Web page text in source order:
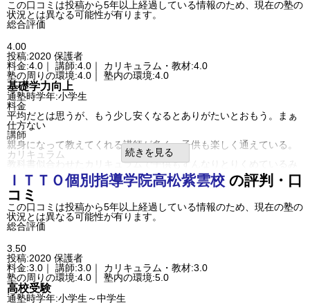
高松春日校の教室情報を見る
交通量は多いが、押ボタン信号があるので、安心。目の前にスーパ
ーがあるので、授業と授業の合間の休憩に、食べるものを買うこと
もできる。
授業するスペースと、自習スペースが離れているのがよい。自習で
も、もちろん授業でも、雑談する人はいないと子供から聞いてい
る。
良いところや要望
塾への到着発着のメールが毎回とどくのはよい。授業終わりに、内
容や理解度の報告があるのもよい。
その他気づいたこと、感じたこと
自分しだいではあると思いますが、もっと成績が上がればいいなと
思います。
利用内容
通っていた学校 公立高校
進学できた学校
基礎学力向上
目的の達成度 あまり達成できなかった
成績/偏差値変化STAY
成績/偏差値推移
塾の雰囲気
自由 平均 厳しい
口コミ投稿者ID:2257672
高松春日校の教室情報を見る
この口コミは投稿から5年以上経過している情報のため、現在の塾の
状況とは異なる可能性が有ります。
総合評価
4.00
投稿:2020 保護者
料金:4.0｜ 講師:4.0｜ カリキュラム・教材:4.0
塾の周りの環境:4.0｜ 塾内の環境:4.0
基礎学力向上
通塾時学年:小学生
料金
平均だとは思うが、もう少し安くなるとありがたいとおもう。まぁ
仕方ない
講師
親身になって教えてくれる講師が多く、子供も楽しく通えている。
カリキュラム
教科書似合わせたカリキュラムで子供もすんなりとりくめているみ
たいだから。
塾の周りの環境
踏み切りの近くで通うのに危険なところもある。ただわかりやすい
からよい
塾内の環境
部屋が狭い。線路の近くで、道路の横なので騒音が気になる。車が
止められない
子供が萎縮しないで、のびのびと学べる環境が良いと思うが、講師
によってまちまちかなとおもう。
利用内容
通っていた学校公立小学校
進学できた学校
通塾の目的
基礎学力向上
続きを見る
ＩＴＴＯ個別指導学院高松紫雲校 の評判・口
コミ
この口コミは投稿から5年以上経過している情報のため、現在の塾の
状況とは異なる可能性が有ります。
総合評価
3.50
投稿:2020 保護者
料金:3.0｜ 講師:3.0｜ カリキュラム・教材:3.0
塾の周りの環境:4.0｜ 塾内の環境:5.0
高校受験
通塾時学年:小学生～中学生